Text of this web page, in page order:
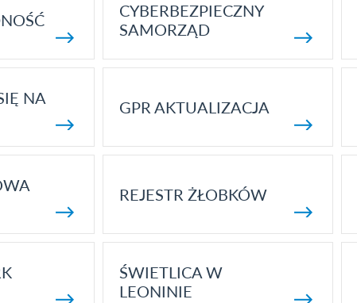
CYBERBEZPIECZNY
SAMORZĄD
NA
GPR AKTUALIZACJA
REJESTR ŻŁOBKÓW
ŚWIETLICA W
LEONINIE